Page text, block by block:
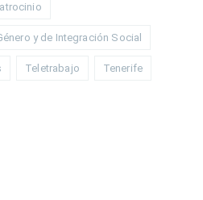
y de Integración Social
Teletrabajo Tenerife